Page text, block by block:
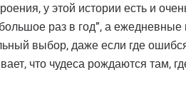
у этой истории есть и
раз в год”, а
выбор, даже если где
что чудеса рождаются там,